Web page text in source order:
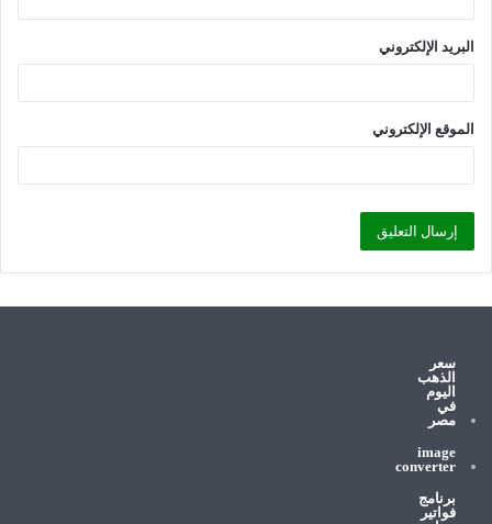
البريد الإلكتروني
الموقع الإلكتروني
سعر
الذهب
اليوم
في
مصر
image
converter
برنامج
فواتير